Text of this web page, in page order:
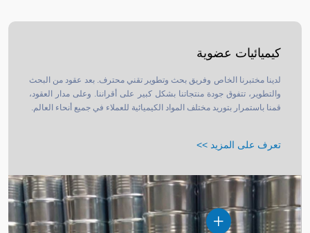
كيميائيات عضوية
لدينا مختبرنا الخاص وفريق بحث وتطوير تقني محترف. بعد عقود من البحث
والتطوير، تتفوق جودة منتجاتنا بشكل كبير على أقراننا. وعلى مدار العقود،
قمنا باستمرار بتوريد مختلف المواد الكيميائية للعملاء في جميع أنحاء العالم.
تعرف على المزيد >>